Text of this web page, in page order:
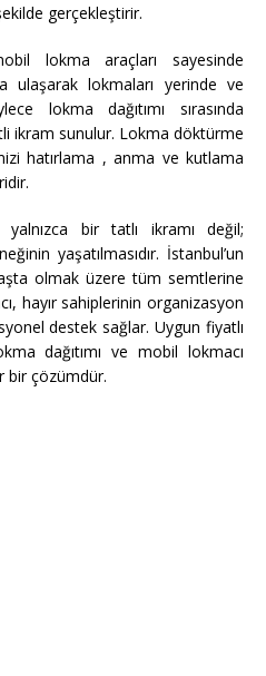
gerçekleştirir.
lokma araçları sayesinde
ulaşarak lokmaları yerinde ve
lokma dağıtımı sırasında
ikram sunulur. Lokma döktürme
hatırlama , anma ve kutlama
yalnızca bir tatlı ikramı değil;
yaşatılmasıdır. İstanbul’un
olmak üzere tüm semtlerine
hayır sahiplerinin organizasyon
destek sağlar. Uygun fiyatlı
dağıtımı ve mobil lokmacı
bir çözümdür.